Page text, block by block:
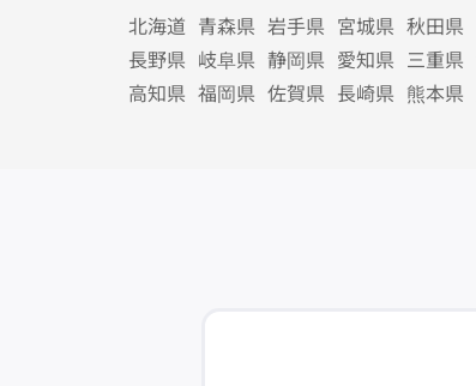
北海道 青森県 岩手県 宮城県 秋田県
長野県 岐阜県 静岡県 愛知県 三重県
高知県 福岡県 佐賀県 長崎県 熊本県